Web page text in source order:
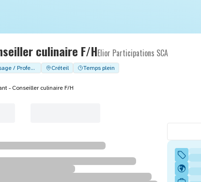
culinaire F/HElior Participations SCA
Alternance - Apprentissage / Professionalisation Créteil Temps plein
- Conseiller culinaire F/H